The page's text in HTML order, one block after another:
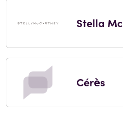
Stella
Cérès